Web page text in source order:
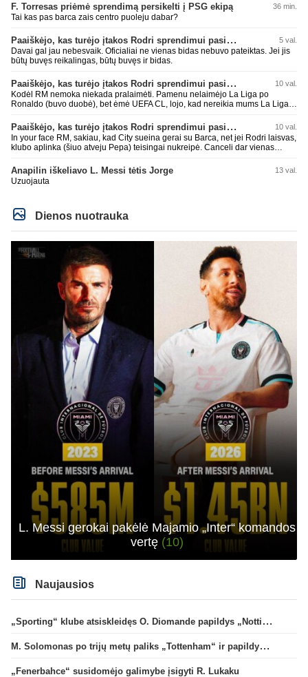
F. Torresas priėmė sprendimą persikelti į PSG ekipą 36 min.
Tai kas pas barca zais centro puoleju dabar?
Paaiškėjo, kas turėjo įtakos Rodri sprendimui pasirinkti Barselonos pusę 5 val.
Davai gal jau nebesvaik. Oficialiai ne vienas bidas nebuvo pateiktas. Jei jis
būtų buvęs reikalingas, būtų buvęs ir bidas.
Paaiškėjo, kas turėjo įtakos Rodri sprendimui pasirinkti Barselonos pusę 10 val.
Kodėl RM nemoka niekada pralaimėti. Pamenu nelaimėjo La Liga po
Ronaldo (buvo duobė), bet ėmė UEFA CL, lojo, kad nereikia mums La Liga,
laimėti La Liga. Dabar vėl gavo nuo Barcos ir Rodri ateina ne pas juos, vėl
nereikia mums jo, senas ir t.t. Gal davai vyriškai priimkit tuos pralaimėjimus
be kvailų nereikia, nenorim ir t.t.
Paaiškėjo, kas turėjo įtakos Rodri sprendimui pasirinkti Barselonos pusę 10 val.
In your face RM, sakiau, kad City sueina gerai su Barca, net jei Rodri laisvas,
klubo aplinka (šiuo atveju Pepa) teisingai nukreipė. Canceli dar vienas
Super
Anapilin iškeliavo L. Messi tėtis Jorge 13 val.
Uzuojauta
Dienos nuotrauka
L. Messi gerokai pakėlė Majamio „Inter“ komandos
vertę (10)
Naujausios
„Sporting“ klube atsiskleidęs O. Diomande papildys „Nottingham“ gretas
M. Solomonas po trijų metų paliks „Tottenham“ ir papildys „West Ham“ klubą
„Fenerbahce“ susidomėjo galimybe įsigyti R. Lukaku